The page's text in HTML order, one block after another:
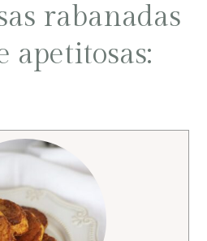
rabanadas
apetitosas: